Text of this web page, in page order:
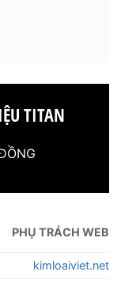
TITAN
PHỤ TRÁCH WEB
kimloaiviet.net